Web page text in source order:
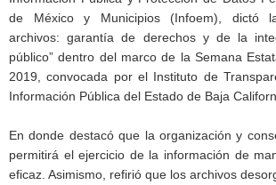
de México y Municipios (Infoem), dictó
archivos: garantía de derechos y de la
público” dentro del marco de la Semana
2019, convocada por el Instituto de
Información Pública del Estado de Baja
En donde destacó que la organización y
permitirá el ejercicio de la información de
eficaz. Asimismo, refirió que los archivos